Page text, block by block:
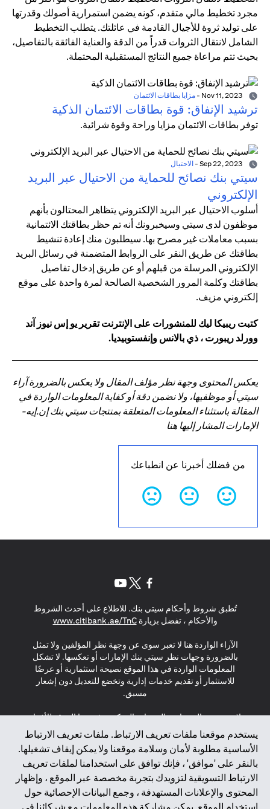
مجرد تخطيط مالي متقدم، كونه يضمن استمرارية أصولك وقدرتها
على توليد ثروة للأجيال القادمة في عائلتك. يتطلب التخطيط
الشامل لانتقال الثروات قدراً من الدقة والعناية الفائقة بالتفاصيل،
بحيث تتم مراعاة جميع النتائج المستقبلية المحتملة.
- مزايا بطاقات الائتمان
ترشيد الإنفاق: قوة بطاقات الائتمان الذكية
توفر بطاقات الائتمان مزايا وراحة وقوة شرائية.
- الاحتيال
سيتي بنك نصائح للحماية من الاحتيال عبر البريد
الإلكتروني
أسلوب الاحتيال عبر البريد الإلكتروني يتظاهر المحتالون بأنهم
موظفون لدى سيتي وسيخبرونك أنه تم حظر بطاقتك الائتمانية
بسبب معاملات غير مصرح بها. سيطلبون منك إعادة تنشيط
بطاقتك عن طريق النقر على الروابط المتضمنة في رسائل البريد
الإلكتروني المرسلة من قبلهم أو عن طريق إدخال تفاصيل
بطاقتك وكلمة المرور الشخصية الصالحة لمرة واحدة على موقع
إلكتروني مزيف.
كتبت ريبيكا ليك للمنشورات على الإنترنت تقرير يو إس نيوز آند
وورلد ريبورت ، ذي بالانس وإنفستوبيديا.
يعكس المحتوى وجهة نظر مؤلف المقال ولا يعكس بالضرورة آراء
سيتي أو موظفيها، ولا نضمن دقة أو كفاية المعلومات الواردة في
المقالة باستثناء المعلومات المتعلقة بمنتجات سيتي بنك إن.إيه-
الإمارات المشار إليها هنا
من فضلك أخبرنا عن انطباعك
يستخدم موقعنا ملفات تعريف الارتباط. ملفات تعريف الارتباط
الأساسية مطلوبة لأمان وسلامة موقعنا ولا يمكن إيقاف تشغيلها.
بالنقر على 'موافق' ، فإنك توافق على استخدامنا لملفات تعريف
الارتباط التسويقية لتزويدك بتجربة مخصصة عبر الموقع ، وإظهار
المحتوى والإعلانات المستهدفة ، وجمع البيانات الإحصائية حول
تُطبق شروط وأحكام سيتي بنك. للاطلاع على أحدث الشروط
والأحكام ، تفضل بزيارةwww.citibank.ae/TnC
(opens in a new tab)
الآراء الواردة هنا لا تعبر سوى عن وجهة نظر المؤلفين ولا تمثل
بالضرورة وجهات نظر سيتي بنك الإمارات أو تعكسها. لا تشكل
المعلومات الواردة في هذا الموقع نصيحة استثمارية أو عرضًا
للاستثمار أو تقديم خدمات إدارية وتخضع للتعديل دون إشعار
مسبق.
لا يتم تقديم المنتجات والخدمات المذكورة في هذا الموقع للأفراد
المقيمين في الاتحاد الأوروبي أو المنطقة الاقتصادية الأوروبية أو
سويسرا أو غيرنسي أو جيرسي أو موناكو أو سان مارينو أو
الفاتيكان أو جزيرة مان أو المملكة المتحدة أو خصوصية البيانات
(لائحة حماية البيانات العامة \ قانون حماية البيانات الشخصية
العامة \ قانون خصوصية نيوزيلندا). المحتوى الموجود في هذه
الصفحة ليس ولا ينبغي تفسيره على أنه عرض أو دعوة أو دعوة
لشراء أو بيع أي من المنتجات والخدمات المذكورة هنا لمثل هؤلاء